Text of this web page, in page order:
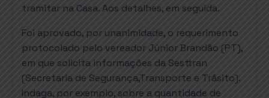
tramitar na Casa. Aos detalhes, em seguida.
Foi aprovado, por unanimidade, o requerimento
protocolado pelo vereador Júnior Brandão (PT),
em que solicita informações da Sesttran
(Secretaria de Segurança,Transporte e Trâsito).
Indaga, por exemplo, sobre a quantidade de